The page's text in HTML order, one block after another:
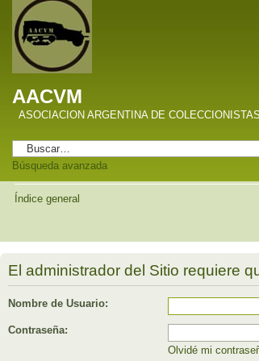
AACVM
ASOCIACION ARGENTINA DE
Búsqueda avanzada
Índice general
El administrador del Sitio requiere
Nombre de Usuario:
Contraseña:
Olvidé mi